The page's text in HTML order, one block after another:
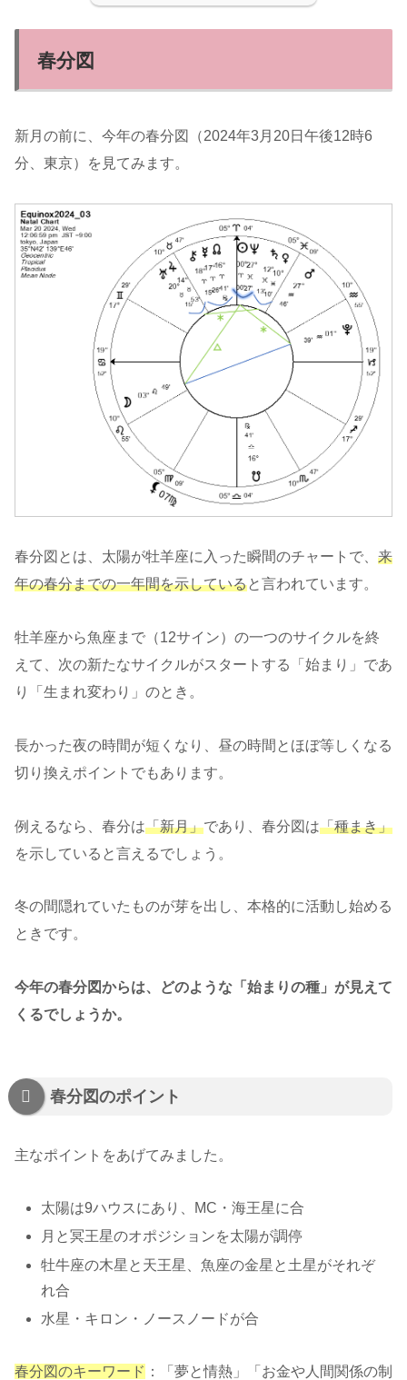
春分図
新月の前に、今年の春分図（2024年3月20日午後12時6
分、東京）を見てみます。
春分図とは、太陽が牡羊座に入った瞬間のチャートで、 来
年の春分までの一年間を示していると言われています。
牡羊座から魚座まで（12サイン）の一つのサイクルを終
えて、次の新たなサイクルがスタートする「始まり」であ
り「生まれ変わり」のとき。
長かった夜の時間が短くなり、昼の時間とほぼ等しくなる
切り換えポイントでもあります。
例えるなら、春分は「新月」であり、春分図は「種まき」
を示していると言えるでしょう。
冬の間隠れていたものが芽を出し、本格的に活動し始める
ときです。
今年の春分図からは、どのような「始まりの種」が見えて
くるでしょうか。
春分図のポイント
主なポイントをあげてみました。
太陽は9ハウスにあり、MC・海王星に合
月と冥王星のオポジションを太陽が調停
牡牛座の木星と天王星、魚座の金星と土星がそれぞ
れ合
水星・キロン・ノースノードが合
春分図のキーワード ：「夢と情熱」「お金や人間関係の制